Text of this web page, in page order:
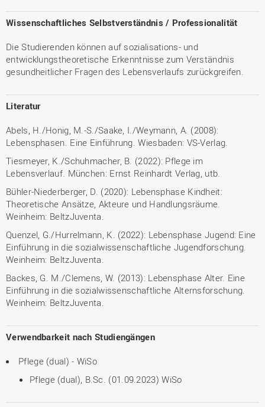
Wissenschaftliches Selbstverständnis / Professionalität
Die Studierenden können auf sozialisations- und
entwicklungstheoretische Erkenntnisse zum Verständnis
gesundheitlicher Fragen des Lebensverlaufs zurückgreifen.
Literatur
Abels, H./Honig, M.-S./Saake, I./Weymann, A. (2008):
Lebensphasen. Eine Einführung. Wiesbaden: VS-Verlag.
Tiesmeyer, K./Schuhmacher, B. (2022): Pflege im
Lebensverlauf. München: Ernst Reinhardt Verlag, utb.
Bühler-Niederberger, D. (2020): Lebensphase Kindheit:
Theoretische Ansätze, Akteure und Handlungsräume.
Weinheim: BeltzJuventa.
Quenzel, G./Hurrelmann, K. (2022): Lebensphase Jugend: Eine
Einführung in die sozialwissenschaftliche Jugendforschung.
Weinheim: BeltzJuventa.
Backes, G. M./Clemens, W. (2013): Lebensphase Alter. Eine
Einführung in die sozialwissenschaftliche Alternsforschung.
Weinheim: BeltzJuventa.
Verwendbarkeit nach Studiengängen
Pflege (dual) - WiSo
Pflege (dual), B.Sc. (01.09.2023) WiSo